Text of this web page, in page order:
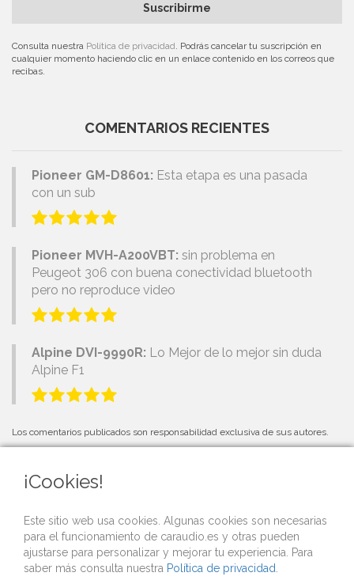
Suscribirme
Consulta nuestra Política de privacidad. Podrás cancelar tu suscripción en
cualquier momento haciendo clic en un enlace contenido en los correos que
recibas.
COMENTARIOS RECIENTES
Pioneer GM-D8601: Esta etapa es una pasada
con un sub
Pioneer MVH-A200VBT: sin problema en
Peugeot 306 con buena conectividad bluetooth
pero no reproduce video
Alpine DVI-9990R: Lo Mejor de lo mejor sin duda
Alpine F1
Los comentarios publicados son responsabilidad exclusiva de sus autores.
Si organizas una competición o evento de car audio y quieres que lo
publicitemos gratis desde nuestra web,contacta con nosotros.
¡Cookies!
Este sitio web usa cookies. Algunas cookies son necesarias
para el funcionamiento de caraudio.es y otras pueden
ajustarse para personalizar y mejorar tu experiencia. Para
saber más consulta nuestra Política de privacidad